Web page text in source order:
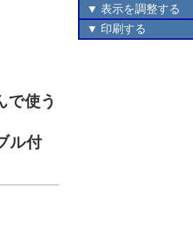
で使う
ル付
▼ 表示を調整する
▼ 印刷する